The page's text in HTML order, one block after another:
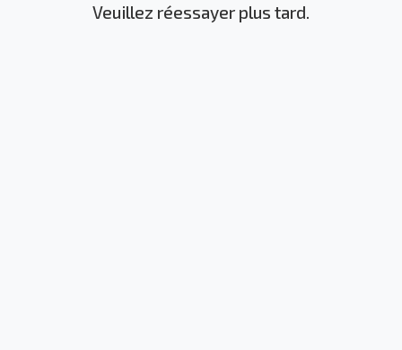
Veuillez réessayer plus tard.